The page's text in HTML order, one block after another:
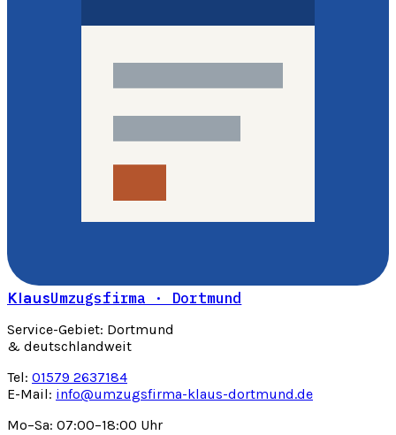
KlausUmzugsfirma · Dortmund
Service-Gebiet: Dortmund
& deutschlandweit
Tel: 01579 2637184
E-Mail: info@umzugsfirma-klaus-dortmund.de
Mo–Sa: 07:00–18:00 Uhr